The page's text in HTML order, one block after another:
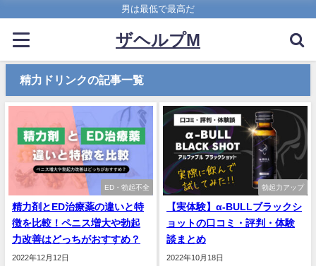
男は最低で最高だ
ザヘルプM
精力ドリンクの記事一覧
ED・勃起不全
精力剤とED治療薬の違いと特
徴を比較！ペニス増大や勃起
力改善はどっちがおすすめ？
2022年12月12日
勃起力アップ
【実体験】α-BULLブラックシ
ョットの口コミ・評判・体験
談まとめ
2022年10月18日